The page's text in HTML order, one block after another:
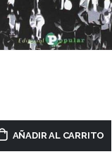
AÑADIR AL CARRITO